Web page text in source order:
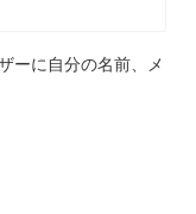
ーに自分の名前、メ